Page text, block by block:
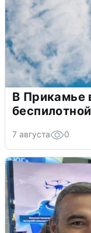
В Прикамье
7 августа 0